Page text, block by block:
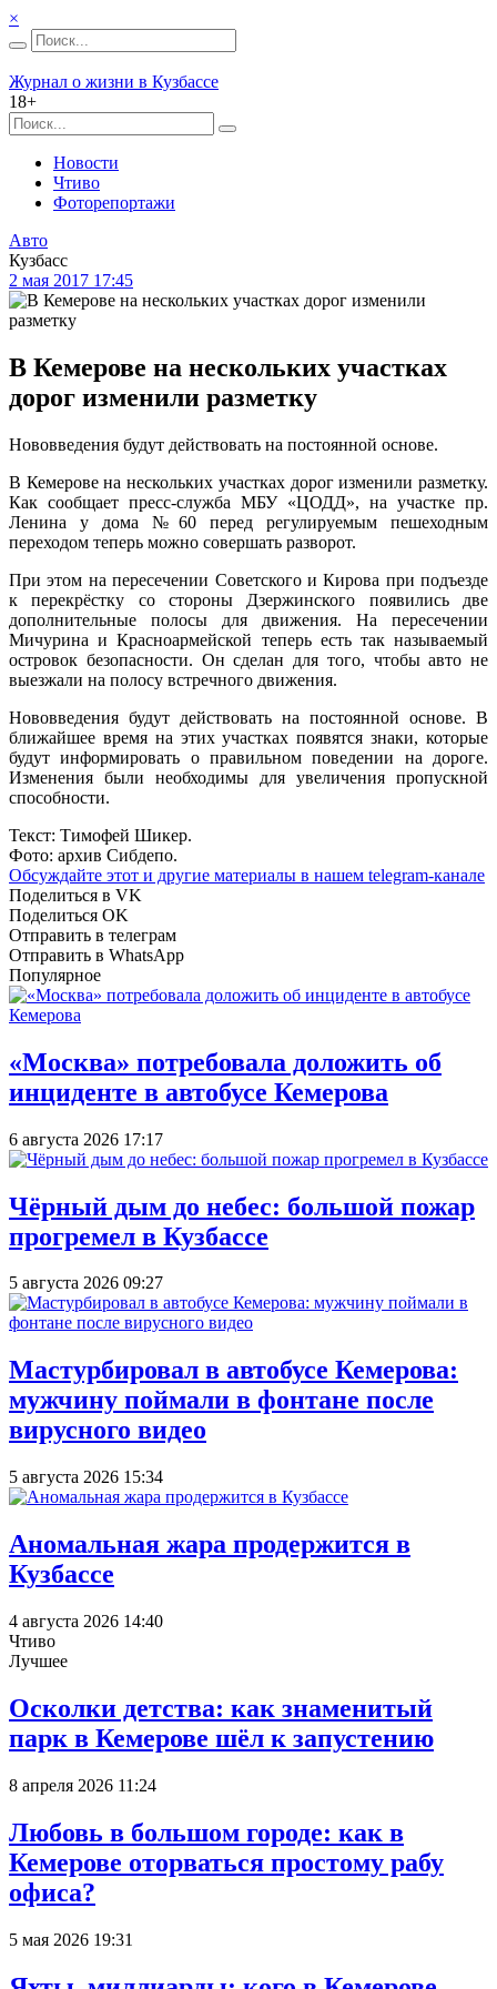
×
Журнал о жизни в Кузбассе
18+
Новости
Чтиво
Фоторепортажи
Авто
Кузбасс
2 мая 2017 17:45
В Кемерове на нескольких участках
дорог изменили разметку
Нововведения будут действовать на постоянной основе.
В Кемерове на нескольких участках дорог изменили разметку.
Как сообщает пресс-служба МБУ «ЦОДД», на участке пр.
Ленина у дома №60 перед регулируемым пешеходным
переходом теперь можно совершать разворот.
При этом на пересечении Советского и Кирова при подъезде
к перекрёстку со стороны Дзержинского появились две
дополнительные полосы для движения. На пересечении
Мичурина и Красноармейской теперь есть так называемый
островок безопасности. Он сделан для того, чтобы авто не
выезжали на полосу встречного движения.
Нововведения будут действовать на постоянной основе. В
ближайшее время на этих участках появятся знаки, которые
будут информировать о правильном поведении на дороге.
Изменения были необходимы для увеличения пропускной
способности.
Текст: Тимофей Шикер.
Фото: архив Сибдепо.
Обсуждайте этот и другие материалы в нашем telegram-канале
Поделиться в VK
Поделиться OK
Отправить в телеграм
Отправить в WhatsApp
Популярное
«Москва» потребовала доложить об
инциденте в автобусе Кемерова
6 августа 2026 17:17
Чёрный дым до небес: большой пожар
прогремел в Кузбассе
5 августа 2026 09:27
Мастурбировал в автобусе Кемерова:
мужчину поймали в фонтане после
вирусного видео
5 августа 2026 15:34
Аномальная жара продержится в
Кузбассе
4 августа 2026 14:40
Чтиво
Лучшее
Осколки детства: как знаменитый
парк в Кемерове шёл к запустению
8 апреля 2026 11:24
Любовь в большом городе: как в
Кемерове оторваться простому рабу
офиса?
5 мая 2026 19:31